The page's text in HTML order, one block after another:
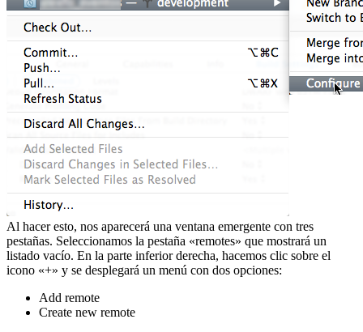
Al hacer esto, nos aparecerá una ventana emergente con tres
pestañas. Seleccionamos la pestaña «remotes» que mostrará un
listado vacío. En la parte inferior derecha, hacemos clic sobre el
icono «+» y se desplegará un menú con dos opciones:
Add remote
Create new remote